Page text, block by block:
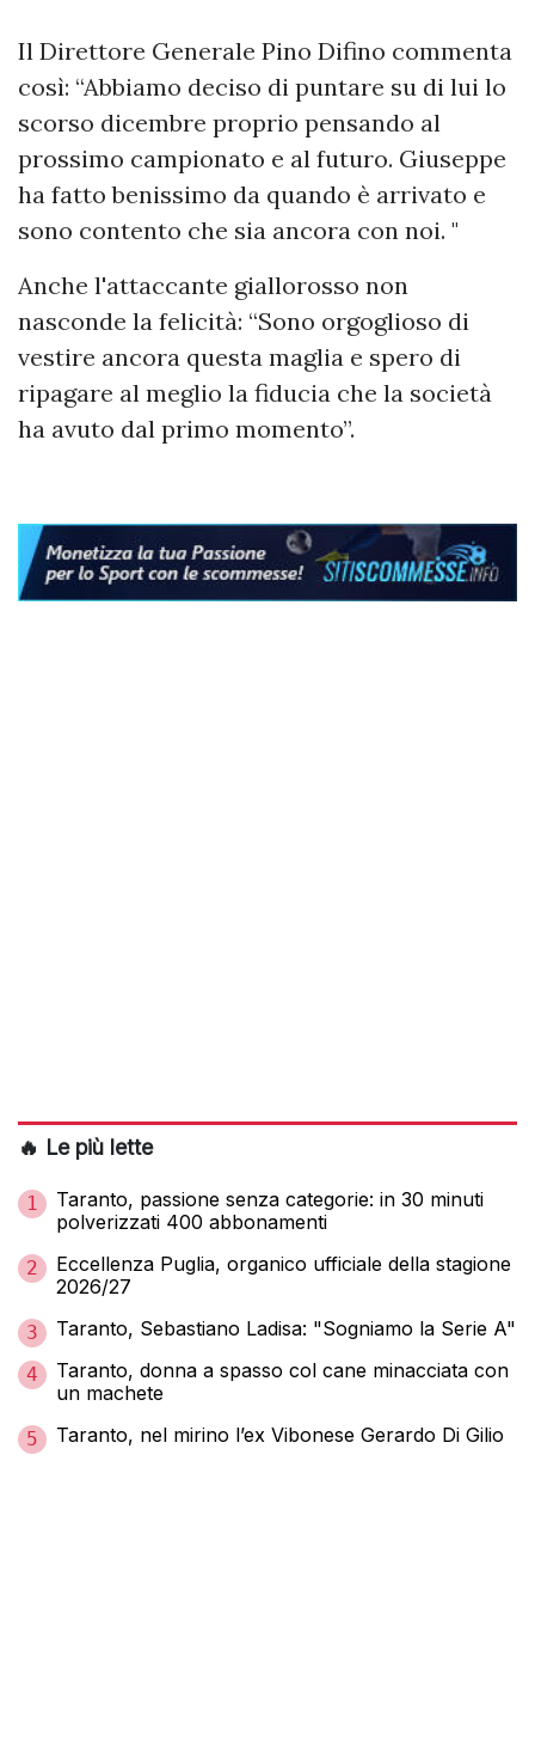
Il Direttore Generale Pino Difino commenta
così: “Abbiamo deciso di puntare su di lui lo
scorso dicembre proprio pensando al
prossimo campionato e al futuro. Giuseppe
ha fatto benissimo da quando è arrivato e
sono contento che sia ancora con noi. "
Anche l'attaccante giallorosso non
nasconde la felicità: “Sono orgoglioso di
vestire ancora questa maglia e spero di
ripagare al meglio la fiducia che la società
ha avuto dal primo momento”.
🔥 Le più lette
1
Taranto, passione senza categorie: in 30 minuti
polverizzati 400 abbonamenti
2
Eccellenza Puglia, organico ufficiale della stagione
2026/27
3 Taranto, Sebastiano Ladisa: "Sogniamo la Serie A"
4
Taranto, donna a spasso col cane minacciata con
un machete
5 Taranto, nel mirino l’ex Vibonese Gerardo Di Gilio